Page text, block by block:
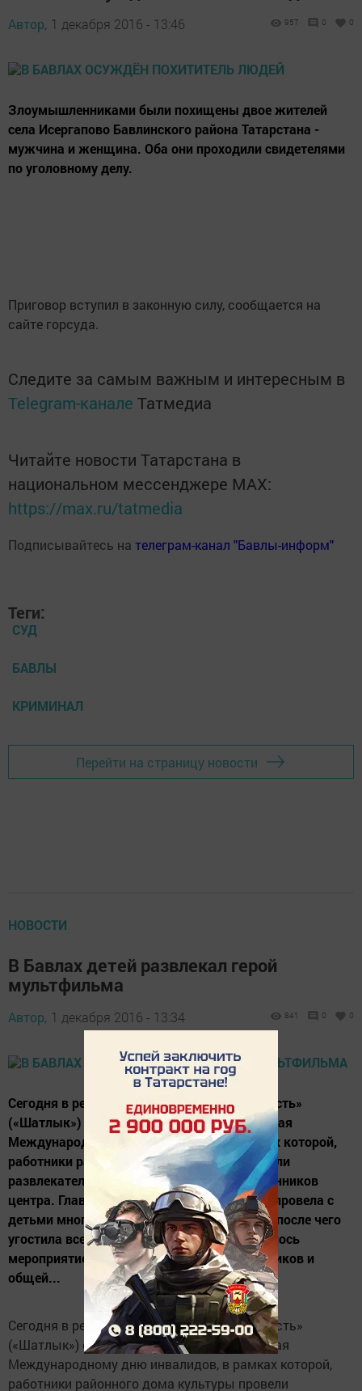
Автор, 1 декабря 2016 - 13:46 957 0 0
Злоумышленниками были похищены двое жителей
села Исергапово Бавлинского района Татарстана -
мужчина и женщина. Оба они проходили свидетелями
по уголовному делу.
Приговор вступил в законную силу, сообщается на
сайте горсуда.
Следите за самым важным и интересным в
Telegram-канале Татмедиа
Читайте новости Татарстана в
национальном мессенджере MАХ:
https://max.ru/tatmedia
Подписывайтесь на телеграм-канал "Бавлы-информ"
Теги:
СУД
БАВЛЫ
КРИМИНАЛ
Перейти на страницу новости
НОВОСТИ
В Бавлах детей развлекал герой
мультфильма
Автор, 1 декабря 2016 - 13:34 841 0 0
Сегодня в реабилитационном центре «Радость»
(«Шатлык») стартовала декада, посвященная
Международному дню инвалидов, в рамках которой,
работники районного дома культуры провели
развлекательное мероприятие для воспитанников
центра. Главная героиня праздника Симка провела с
детьми много интересных игр и конкурсов, после чего
угостила всех сладкими призами. Закончилось
мероприятие зажигательным танцем Фиксиков и
общей...
Сегодня в реабилитационном центре «Радость»
(«Шатлык») стартовала декада, посвященная
Международному дню инвалидов, в рамках которой,
работники районного дома культуры провели